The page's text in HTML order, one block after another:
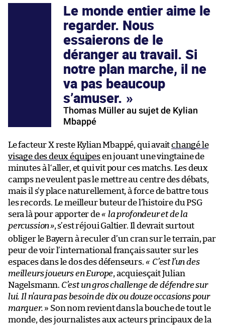
Le monde entier aime le
regarder. Nous
essaierons de le
déranger au travail. Si
notre plan marche, il ne
va pas beaucoup
s’amuser.
Thomas Müller au sujet de Kylian
Mbappé
Le facteur X reste Kylian Mbappé, qui avaitchangé le
visage des deux équipesen jouant une vingtaine de
minutes à l‘aller, et qui vit pour ces matchs. Les deux
camps ne veulent pas le mettre au centre des débats,
mais il s’y place naturellement, à force de battre tous
les records. Le meilleur buteur de l’histoire du PSG
sera là pour apporter de« la profondeur et de la
percussion», s’est réjoui Galtier. Il devrait surtout
obliger le Bayern à reculer d’un cran sur le terrain, par
peur de voir l’international français sauter sur les
espaces dans le dos des défenseurs. « C’est l’un des
meilleurs joueurs en Europe, acquiesçait Julian
Nagelsmann. C’est un gros challenge de défendre sur
lui. Il n’aura pas besoin de dix ou douze occasions pour
marquer. » Son nom revient dans la bouche de tout le
monde, des journalistes aux acteurs principaux de la